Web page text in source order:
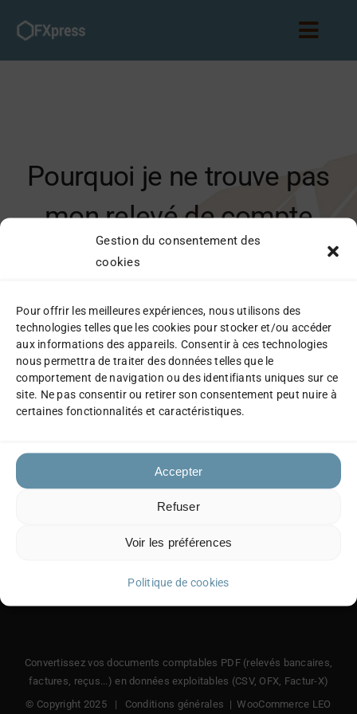
Gestion du consentement des
cookies
Pour offrir les meilleures expériences, nous utilisons des
technologies telles que les cookies pour stocker et/ou accéder
aux informations des appareils. Consentir à ces technologies
nous permettra de traiter des données telles que le
comportement de navigation ou des identifiants uniques sur ce
site. Ne pas consentir ou retirer son consentement peut nuire à
certaines fonctionnalités et caractéristiques.
Accepter
Refuser
Voir les préférences
Politique de cookies
contenu
Partenariat
Pourquoi je ne trouve pas
mon relevé de compte
Cofidis ce mois-ci ?
Cofidis ne génère pas de relevé si aucune
transaction n’a eu lieu sur votre compte durant
la période choisie.
Convertissez vos documents comptables PDF (relevés bancaires,
factures, reçus...) en données exploitables (CSV, OFX, Factur-X)
© Copyright 2025 | Conditions générales |WooCommerce LEO